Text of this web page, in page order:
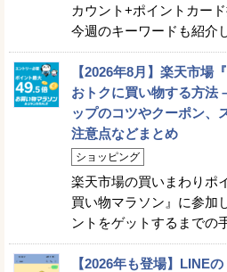
カウント+ポイントカー
今週のキーワードも紹介
【2026年8月】楽天市場
おトクに買い物する方法
ップのコツやクーポン、
注意点などまとめ
ショッピング
楽天市場の買いまわりポ
買い物マラソン』に参加
ントをゲットするまでの
【2026年も登場】LINE